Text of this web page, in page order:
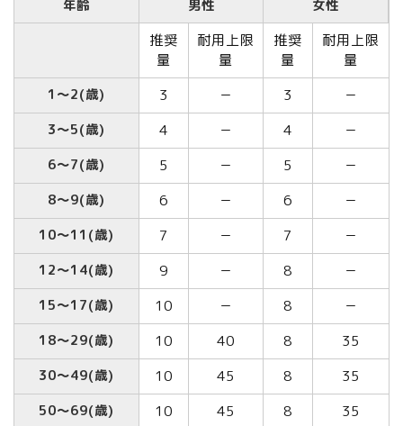
年齢 男性 女性
推奨
量
耐用上限
量
推奨
量
耐用上限
量
1～2(歳) 3 － 3 －
3～5(歳) 4 － 4 －
6～7(歳) 5 － 5 －
8～9(歳) 6 － 6 －
10～11(歳) 7 － 7 －
12～14(歳) 9 － 8 －
15～17(歳) 10 － 8 －
18～29(歳) 10 40 8 35
30～49(歳) 10 45 8 35
50～69(歳) 10 45 8 35